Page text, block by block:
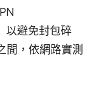
以避免封包碎
間，依網路實測